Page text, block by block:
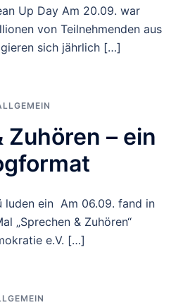
Up Day Am 20.09. war
von Teilnehmenden aus
sich jährlich […]
Zuhören – ein
luden ein Am 06.09. fand in
„Sprechen & Zuhören“
e.V. […]